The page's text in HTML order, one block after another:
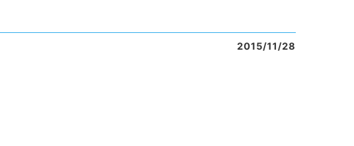
2015/11/28